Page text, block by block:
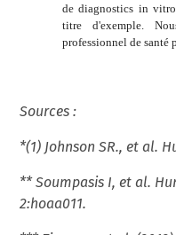
de diagnostics in
titre d'exemple.
professionnel de santé
Sources :
*(1) Johnson SR., et al.
** Soumpasis I, et al.
2:hoaa011.